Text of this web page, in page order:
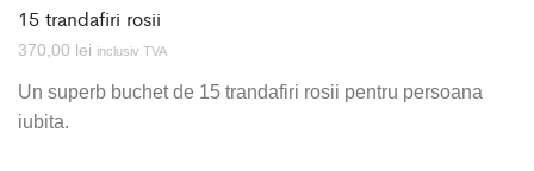
15 trandafiri rosii
370,00 lei inclusiv TVA
Un superb buchet de 15 trandafiri rosii pentru persoana
iubita.